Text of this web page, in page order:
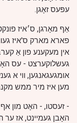
עפּעס זאָגן.
אַף מאָרגן, ס׳איז
פארא מארק ס'איז
אין מעקענע פון אַ
געשלוקערצט - עס
אומגעגאנגען, ווי א
מען איז מיר ממש מקנה
- זעסטו, - האָט מון
האָבן געמיינט, אז ער